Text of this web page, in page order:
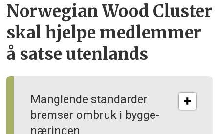
Norwegian Wood Cluster
skal hjelpe medlemmer
å satse utenlands
Manglende standarder
bremser ombruk i bygge­
næringen